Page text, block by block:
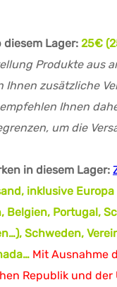
diesem Lager: 25€
Produkte aus
Ihnen zusätzliche
Ihnen
um die
in diesem Lager:
inklusive
Belgien, Portugal,
Schweden,
Mit Ausnahme
Republik und der